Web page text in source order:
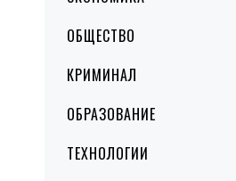
ОБЩЕСТВО
КРИМИНАЛ
ОБРАЗОВАНИЕ
ТЕХНОЛОГИИ